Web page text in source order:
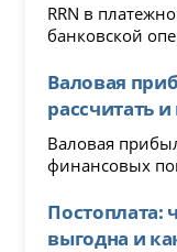
RRN в
банковской
Валовая
рассчитать
Валовая
финансовых
Постоплата:
выгодна и